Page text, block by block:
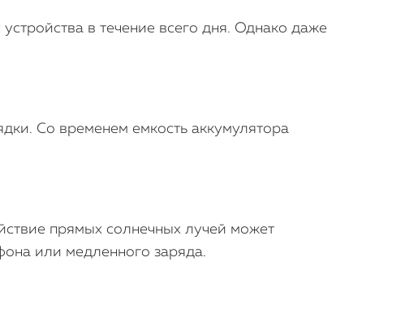
в течение всего дня. Однако даже
Со временем емкость аккумулятора
прямых солнечных лучей может
или медленного заряда.